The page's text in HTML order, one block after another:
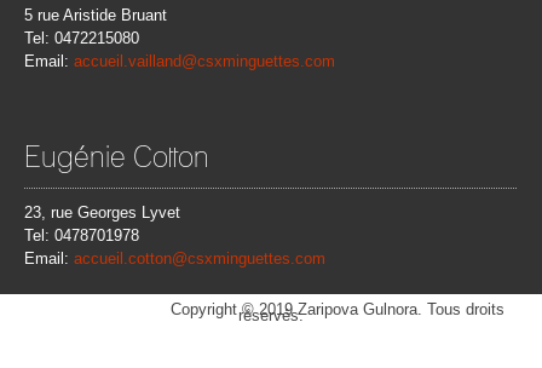
5 rue Aristide Bruant
Tel: 0472215080
Email: accueil.vailland@csxminguettes.com
Eugénie Cotton
23, rue Georges Lyvet
Tel: 0478701978
Email: accueil.cotton@csxminguettes.com
Copyright © 2019 Zaripova Gulnora. Tous droits
réservés.